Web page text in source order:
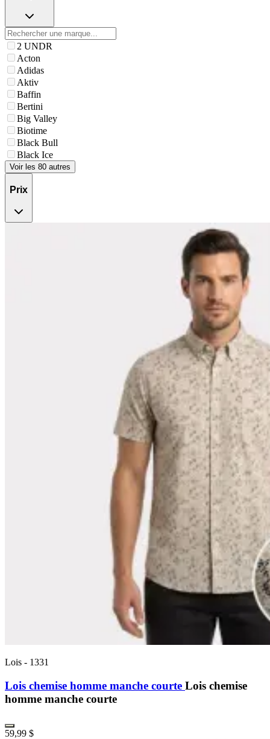
2 UNDR
Acton
Adidas
Aktiv
Baffin
Bertini
Big Valley
Biotime
Black Bull
Black Ice
Voir les 80 autres
Prix
Lois - 1331
Lois chemise homme manche courte Lois chemise
homme manche courte
59,99 $